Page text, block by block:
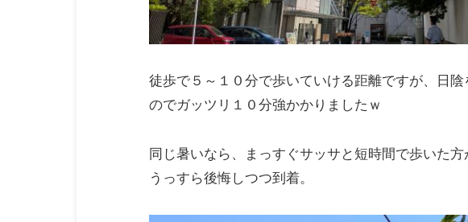
徒歩で５～１０分で歩いていける距離ですが、日
のでガッツリ１０分強かかりましたｗ
同じ暑いなら、まっすぐサッサと短時間で歩いた
うっすら後悔しつつ到着。